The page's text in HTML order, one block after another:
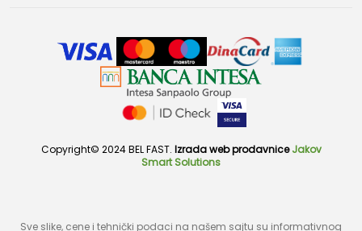
Copyright© 2024 BEL FAST. Izrada web prodavnice Jakov
Smart Solutions
Sve slike, cene i tehnički podaci na našem sajtu su informativnog